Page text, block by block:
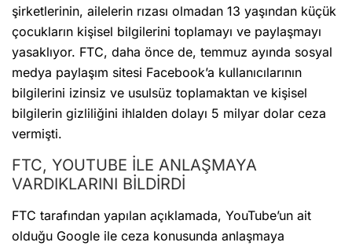
şirketlerinin, ailelerin rızası olmadan 13 yaşından küçük
çocukların kişisel bilgilerini toplamayı ve paylaşmayı
yasaklıyor. FTC, daha önce de, temmuz ayında sosyal
medya paylaşım sitesi Facebook’a kullanıcılarının
bilgilerini izinsiz ve usulsüz toplamaktan ve kişisel
bilgilerin gizliliğini ihlalden dolayı 5 milyar dolar ceza
vermişti.
FTC, YOUTUBE İLE ANLAŞMAYA
VARDIKLARINI BİLDİRDİ
FTC tarafından yapılan açıklamada, YouTube’un ait
olduğu Google ile ceza konusunda anlaşmaya